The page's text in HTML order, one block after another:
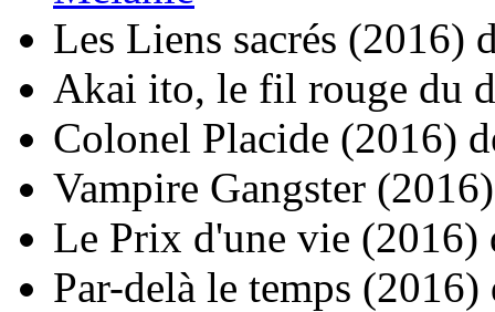
Les Liens sacrés (2016)
Akai ito, le fil rouge du
Colonel Placide (2016)
Vampire Gangster (2016)
Le Prix d'une vie (2016)
Par-delà le temps (2016)